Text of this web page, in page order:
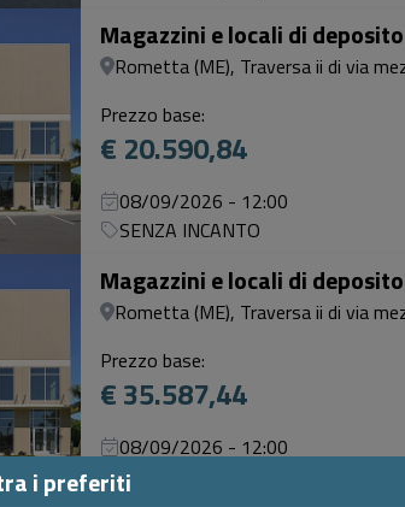
Magazzini e locali di deposito
Rometta (ME), Traversa ii di via
Prezzo base:
€ 20.590,84
08/09/2026 - 12:00
SENZA INCANTO
Magazzini e locali di deposito
Rometta (ME), Traversa ii di via
Prezzo base:
€ 35.587,44
08/09/2026 - 12:00
SENZA INCANTO
i preferiti